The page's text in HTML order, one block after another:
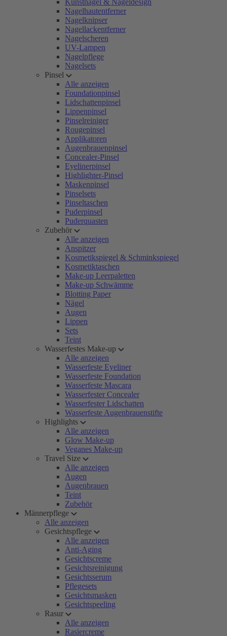
Kunstnägel & Nageldesign
Nagelhautentferner
Nagelknipser
Nagellackentferner
Nagelscheren
UV-Lampen
Nagelpflege
Nagelsets
Pinsel
Alle anzeigen
Foundationpinsel
Lidschattenpinsel
Lippenpinsel
Pinselreiniger
Rougepinsel
Applikatoren
Augenbrauenpinsel
Concealer-Pinsel
Eyelinerpinsel
Highlighter-Pinsel
Maskenpinsel
Pinselsets
Pinseltaschen
Puderpinsel
Puderquasten
Zubehör
Alle anzeigen
Anspitzer
Kosmetikspiegel & Schminkspiegel
Kosmetiktaschen
Make-up Leerpaletten
Make-up Schwämme
Blotting Paper
Nägel
Augen
Lippen
Sets
Teint
Wasserfestes Make-up
Alle anzeigen
Wasserfeste Eyeliner
Wasserfeste Foundation
Wasserfeste Mascara
Wasserfester Concealer
Wasserfester Lidschatten
Wasserfeste Augenbrauenstifte
Highlights
Alle anzeigen
Glow Make-up
Veganes Make-up
Travel Size
Alle anzeigen
Augen
Augenbrauen
Teint
Zubehör
Männerpflege
Alle anzeigen
Gesichtspflege
Alle anzeigen
Anti-Aging
Gesichtscreme
Gesichtsreinigung
Gesichtsserum
Pflegesets
Gesichtsmasken
Gesichtspeeling
Rasur
Alle anzeigen
Rasiercreme